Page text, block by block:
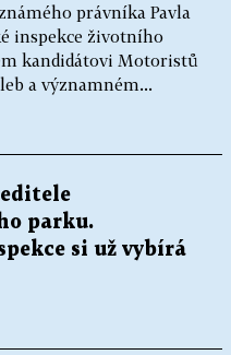
právníka Pavla
inspekce životního
kandidátovi Motoristů
a významném...
parku.
si už vybírá